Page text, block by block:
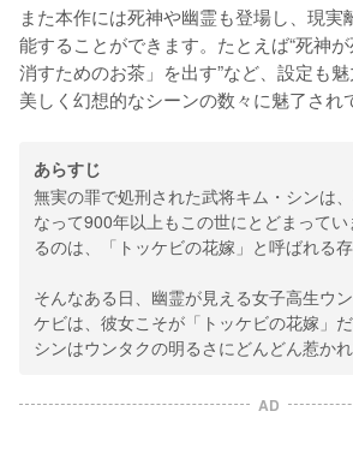
また本作には死神や幽霊も登場し、現実
能することができます。たとえば“死神
消すためのお茶」を出す”など、設定も魅
美しく幻想的なシーンの数々に魅了され
あらすじ
無実の罪で処刑された武将キム・シンは
なって900年以上もこの世にとどまって
るのは、「トッケビの花嫁」と呼ばれる存
そんなある日、幽霊が見える女子高生ウ
ケビは、彼女こそが「トッケビの花嫁」
シンはウンタクの明るさにどんどん惹か
AD